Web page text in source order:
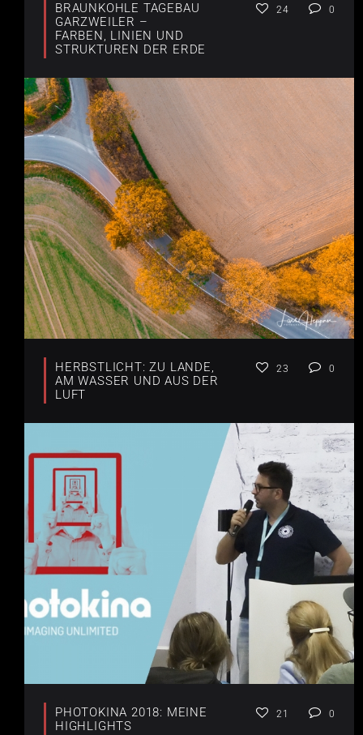
BRAUNKOHLE TAGEBAU
GARZWEILER –
FARBEN, LINIEN UND
STRUKTUREN DER ERDE
24 0
HERBSTLICHT: ZU LANDE,
AM WASSER UND AUS DER
LUFT
23 0
PHOTOKINA 2018: MEINE
HIGHLIGHTS
21 0